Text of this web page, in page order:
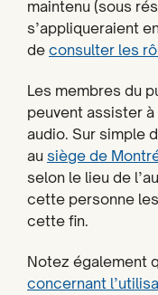
maintenu (sous
s’appliqueraient
de consulter les
Les membres du
peuvent assister
audio. Sur simple
au siège de
selon le lieu de
cette personne
cette fin.
Notez également
concernant